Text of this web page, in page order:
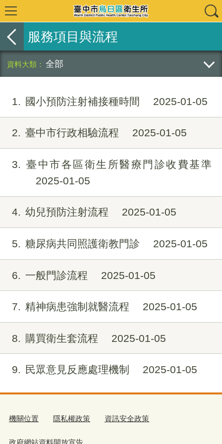
服務項目與流程
全部
1 國小預防注射補接種時間 2025-01-05
2 臺中市行政相驗流程 2025-01-05
3
臺中市各區衛生所醫療門診收費基準
2025-01-05
4 幼兒預防注射流程 2025-01-05
5 糖尿病共同照護衛教門診 2025-01-05
6 一般門診流程 2025-01-05
7 精神病患強制就醫流程 2025-01-05
8 購買衛生套流程 2025-01-05
9 民眾意見反應處理機制 2025-01-05
機關位置 隱私權政策 資訊安全政策
政府網站資料開放宣告